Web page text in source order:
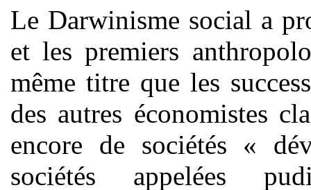
Le Darwinisme social a
et les premiers
même titre que les
des autres économistes
encore de sociétés «
sociétés appelées